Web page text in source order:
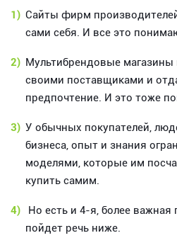
1) Сайты фирм
сами себя. И все это
2) Мультибрендовые магазины
своими поставщиками и
предпочтение. И это тоже
3) У обычных покупателей,
бизнеса, опыт и знания
моделями, которые им
купить самим.
4)
Но есть и 4-я, более
пойдет речь ниже.